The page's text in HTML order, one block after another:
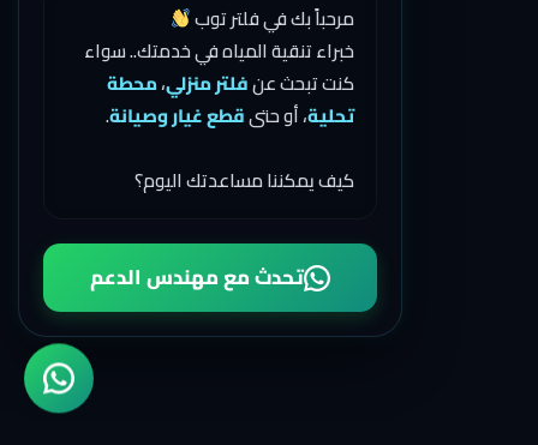
مرحباً بك في فلتر توب
خبراء تنقية المياه في خدمتك.. سواء
كنت تبحث عنفلتر منزلي،محطة
تحلية، أو حتىقطع غيار وصيانة.
كيف يمكننا مساعدتك اليوم؟
تحدث مع مهندس الدعم